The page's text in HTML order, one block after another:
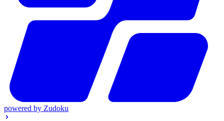
powered by Zudoku